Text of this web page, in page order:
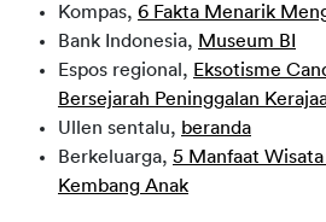
Kompas, 6 Fakta Menarik
Bank Indonesia, Museum BI
Espos regional, Eksotisme
Bersejarah Peninggalan
Ullen sentalu, beranda
Berkeluarga, 5 Manfaat
Kembang Anak